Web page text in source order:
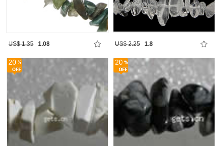
US$ 1.35 1.08 US$ 2.25 1.8
20 20